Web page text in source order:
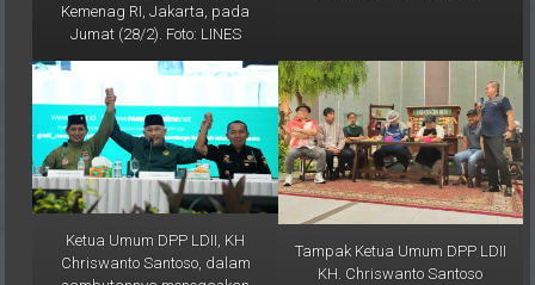
Kemenag RI, Jakarta, pada
Jumat (28/2). Foto: LINES
Ketua Umum DPP LDII, KH
Chriswanto Santoso, dalam
Tampak Ketua Umum DPP LDII
KH. Chriswanto Santoso